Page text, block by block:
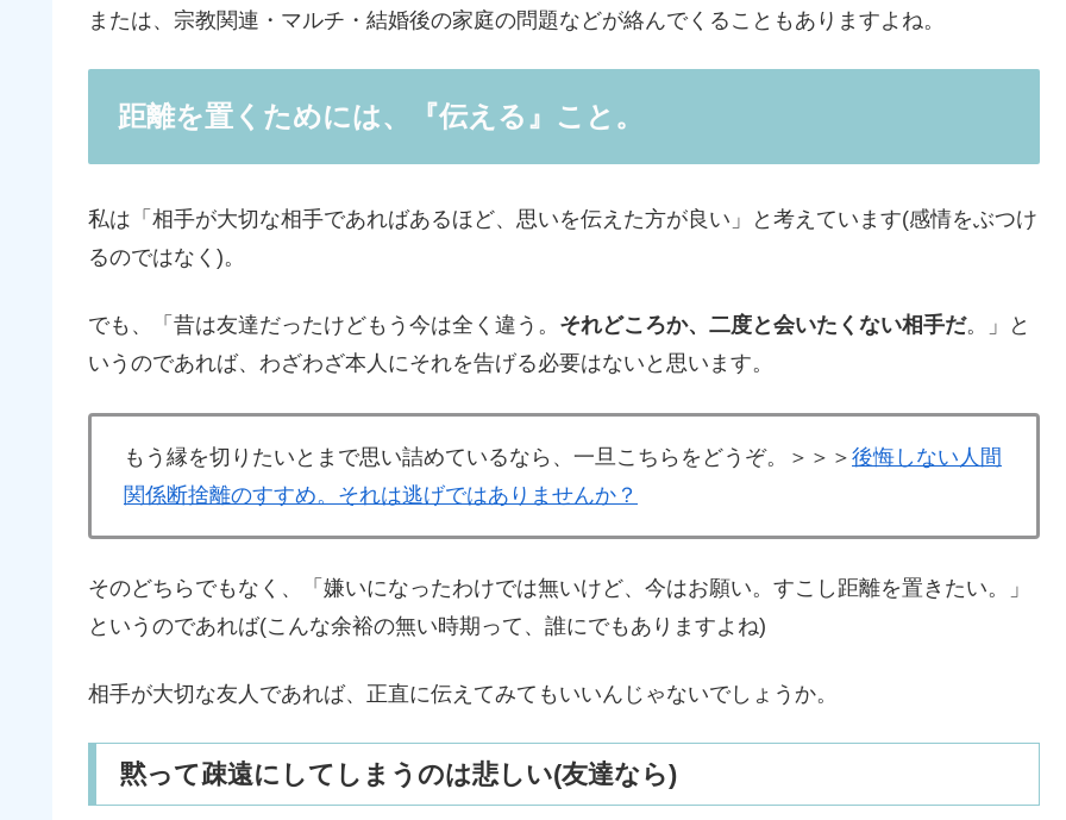
または、宗教関連・マルチ・結婚後の家庭の問題などが絡んでくることもありますよね。
距離を置くためには、『伝える』こと。
私は「相手が大切な相手であればあるほど、思いを伝えた方が良い」と考えています(感情をぶつけ
るのではなく)。
でも、「昔は友達だったけどもう今は全く違う。 それどころか、二度と会いたくない相手だ。」と
いうのであれば、わざわざ本人にそれを告げる必要はないと思います。
もう縁を切りたいとまで思い詰めているなら、一旦こちらをどうぞ。＞＞＞ 後悔しない人間
関係断捨離のすすめ。それは逃げではありませんか？
そのどちらでもなく、「嫌いになったわけでは無いけど、今はお願い。すこし距離を置きたい。」
というのであれば(こんな余裕の無い時期って、誰にでもありますよね)
相手が大切な友人であれば、正直に伝えてみてもいいんじゃないでしょうか。
黙って疎遠にしてしまうのは悲しい(友達なら)